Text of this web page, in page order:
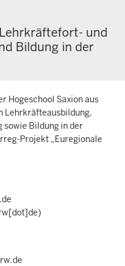
und
Bildung in der
Hogeschool Saxion aus
Lehrkräfteausbildung,
Bildung in der
Projekt „Euregionale